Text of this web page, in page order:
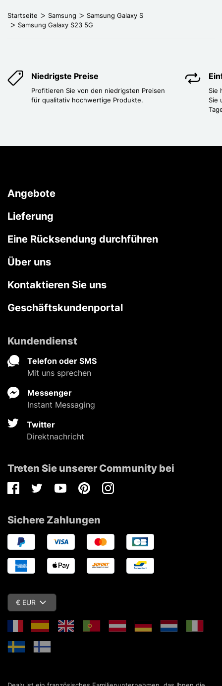
Startseite Samsung
Samsung Galaxy S
Samsung Galaxy S23 5G
Niedrigste Preise
Profitieren Sie von den niedrigsten Preisen
für qualitativ hochwertige Produkte.
Sie
Sie
Angebote
Lieferung
Eine Rücksendung durchführen
Über uns
Kontaktieren Sie uns
Geschäftskundenportal
Kundendienst
Telefon oder SMS
Mit uns sprechen
Messenger
Instant Messaging
Twitter
Direktnachricht
Treten Sie unserer Community bei
FacebookTwitterYoutubePinterestInstagram
Sichere Zahlungen
€ EUR